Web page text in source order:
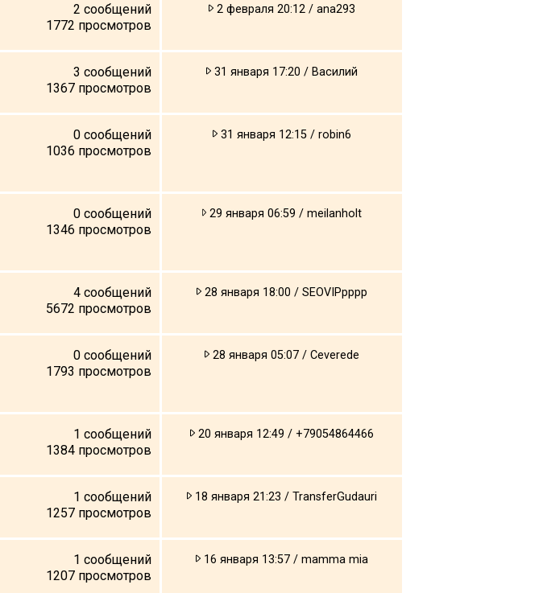
2 сообщений
1772 просмотров
2 февраля 20:12 / ana293
3 сообщений
1367 просмотров
31 января 17:20 / Василий
0 сообщений
1036 просмотров
31 января 12:15 / robin6
0 сообщений
1346 просмотров
29 января 06:59 / meilanholt
4 сообщений
5672 просмотров
28 января 18:00 / SEOVIPpppp
0 сообщений
1793 просмотров
28 января 05:07 / Ceverede
1 сообщений
1384 просмотров
20 января 12:49 / +79054864466
1 сообщений
1257 просмотров
18 января 21:23 / TransferGudauri
1 сообщений
1207 просмотров
16 января 13:57 / mamma mia